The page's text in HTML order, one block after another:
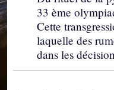
33 ème
Cette
laquelle des
dans les